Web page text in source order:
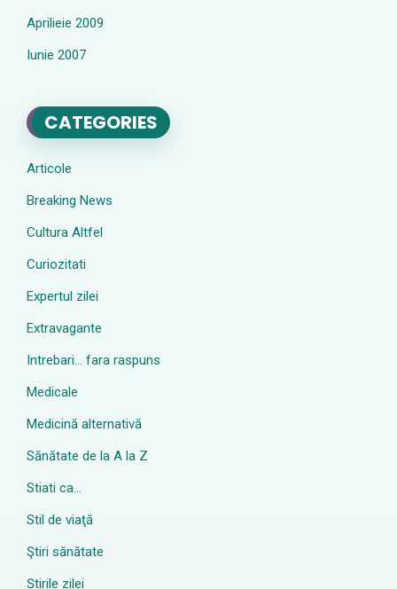
Aprilieie 2009
Iunie 2007
CATEGORIES
Articole
Breaking News
Cultura Altfel
Curiozitati
Expertul zilei
Extravagante
Intrebari… fara raspuns
Medicale
Medicină alternativă
Sănătate de la A la Z
Stiati ca…
Stil de viaţă
Ştiri sănătate
Știrile zilei